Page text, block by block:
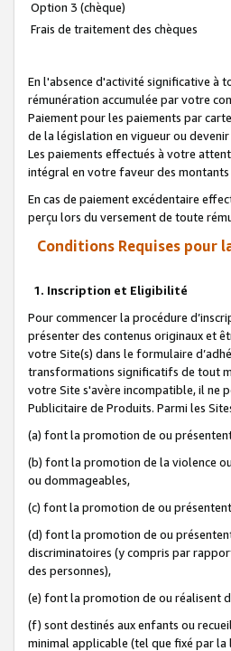
Option 3 (chèque)
Frais de traitement des chèques
En l'absence d'activité significative à
rémunération accumulée par votre
Paiement pour les paiements par
de la législation en vigueur ou
Les paiements effectués à votre
intégral en votre faveur des montants
En cas de paiement excédentaire
perçu lors du versement de toute
Conditions Requises pour
1. Inscription et Eligibilité
Pour commencer la procédure
présenter des contenus originaux et
votre Site(s) dans le formulaire
transformations significatifs de tout
votre Site s'avère incompatible, il ne
Publicitaire de Produits. Parmi les
(a) font la promotion de ou
(b) font la promotion de la violence
ou dommageables,
(c) font la promotion de ou
(d) font la promotion de ou
discriminatoires (y compris par
des personnes),
(e) font la promotion de ou réalisent
(f) sont destinés aux enfants ou
minimal applicable (tel que fixé par